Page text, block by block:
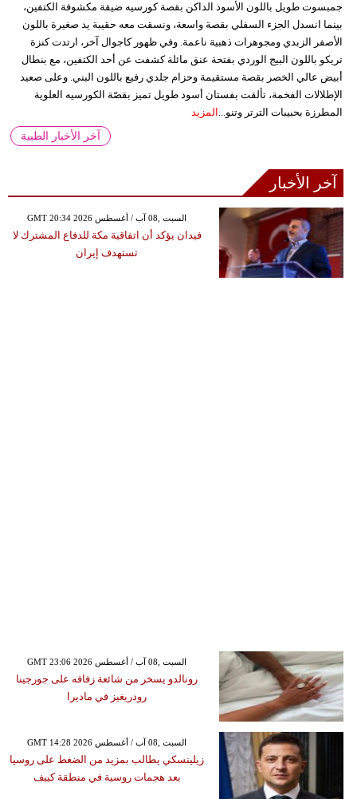
جمبسوت طويل باللون الأسود الداكن بقصة كورسيه ضيقة مكشوفة الكتفين،
بينما انسدل الجزء السفلي بقصة واسعة، ونسقت معه حقيبة يد صغيرة باللون
الأصفر الزبدي ومجوهرات ذهبية ناعمة. وفي ظهور كاجوال آخر، ارتدت كنزة
تريكو باللون البيج الوردي بفتحة عنق مائلة كشفت عن أحد الكتفين، مع بنطال
أبيض عالي الخصر بقصة مستقيمة وحزام جلدي رفيع باللون البني. وعلى صعيد
الإطلالات الفخمة، تألقت بفستان أسود طويل تميز بقصّة الكورسيه العلوية
المطرزة بحبيبات الترتر وتنو... المزيد
آخر الأخبار الطبية
آخر الأخبار
GMT 20:34 2026 السبت ,08 آب / أغسطس
فيدان يؤكد أن اتفاقية مكة للدفاع المشترك لا
تستهدف إيران
GMT 23:06 2026 السبت ,08 آب / أغسطس
رونالدو يسخر من شائعة زفافه على جورجينا
رودريغيز في ماديرا
GMT 14:28 2026 السبت ,08 آب / أغسطس
زيلينسكي يطالب بمزيد من الضغط على روسيا
بعد هجمات روسية في منطقة كييف